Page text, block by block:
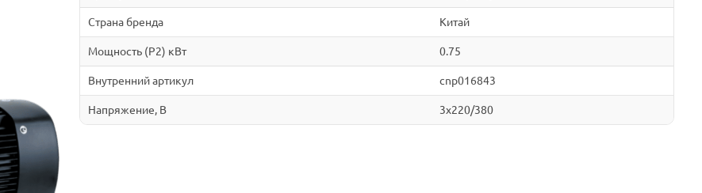
Страна бренда Китай
Мощность (P2) кВт 0.75
Внутренний артикул cnp016843
Напряжение, В 3x220/380